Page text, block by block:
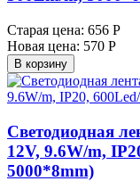
Старая цена: 656 Р
Новая цена: 570 Р
В корзину
Светодиодная
12V, 9.6W/m,
5000*8mm)